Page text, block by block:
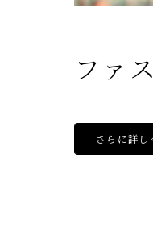
ファ
さらに詳し